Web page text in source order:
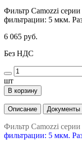
Фильтр Camozzi
фильтрации: 5 мкм.
6 065 руб.
Без НДС
шт
В корзину
Описание Документы
Фильтр Camozzi
фильтрации: 5 мкм.